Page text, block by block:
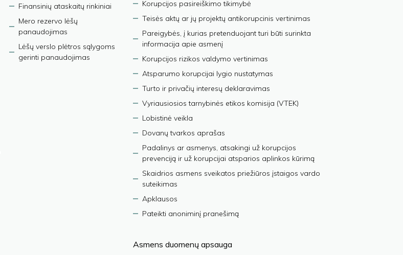
Finansinių ataskaitų rinkiniai
Mero rezervo lėšų
panaudojimas
Lėšų verslo plėtros sąlygoms
gerinti panaudojimas
Korupcijos pasireiškimo tikimybė
Teisės aktų ar jų projektų antikorupcinis vertinimas
Pareigybės, į kurias pretenduojant turi būti surinkta
informacija apie asmenį
Korupcijos rizikos valdymo vertinimas
Atsparumo korupcijai lygio nustatymas
Turto ir privačių interesų deklaravimas
Vyriausiosios tarnybinės etikos komisija (VTEK)
Lobistinė veikla
Dovanų tvarkos aprašas
Padalinys ar asmenys, atsakingi už korupcijos
prevenciją ir už korupcijai atsparios aplinkos kūrimą
Skaidrios asmens sveikatos priežiūros įstaigos vardo
suteikimas
Apklausos
Pateikti anoniminį pranešimą
Asmens duomenų apsauga